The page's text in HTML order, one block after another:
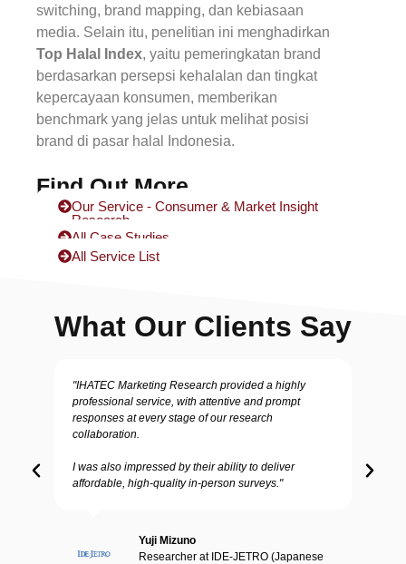
switching, brand mapping, dan kebiasaan
media. Selain itu, penelitian ini menghadirkan
Top Halal Index, yaitu pemeringkatan brand
berdasarkan persepsi kehalalan dan tingkat
kepercayaan konsumen, memberikan
benchmark yang jelas untuk melihat posisi
brand di pasar halal Indonesia.
Find Out More
Our Service - Consumer & Market Insight
Research
All Case Studies
All Service List
What Our Clients Say
"IHATEC Marketing Research provided a highly
professional service, with attentive and prompt
responses at every stage of our research
collaboration.
I was also impressed by their ability to deliver
affordable, high-quality in-person surveys."
Yuji Mizuno
Researcher at IDE-JETRO (Japanese